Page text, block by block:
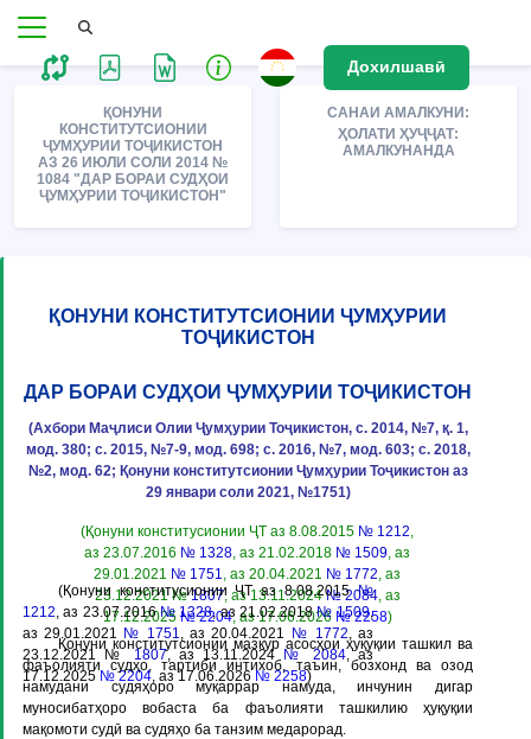
Дохилшавӣ
ҚОНУНИ
КОНСТИТУТСИОНИИ
ҶУМҲУРИИ ТОҶИКИСТОН
АЗ 26 ИЮЛИ СОЛИ 2014 №
1084 "ДАР БОРАИ СУДҲОИ
ҶУМҲУРИИ ТОҶИКИСТОН"
САНАИ АМАЛКУНИ:
ҲОЛАТИ ҲУҶҶАТ:
АМАЛКУНАНДА
ҚОНУНИ КОНСТИТУТСИОНИИ ҶУМҲУРИИ
ТОҶИКИСТОН
ДАР БОРАИ СУДҲОИ ҶУМҲУРИИ ТОҶИКИСТОН
(Ахбори Маҷлиси Олии Ҷумҳурии Тоҷикистон, с. 2014, №7, қ. 1,
мод. 380; с. 2015, №7-9, мод. 698; с. 2016, №7, мод. 603; с. 2018,
№2, мод. 62; Қонуни конститутсионии Ҷумҳурии Тоҷикистон аз
29 январи соли 2021, №1751)
(Қонуни конститусионии ҶТ аз 8.08.2015 № 1212,
аз 23.07.2016 № 1328, аз 21.02.2018 № 1509, аз
29.01.2021 № 1751, аз 20.04.2021 № 1772, аз
23.12.2021 №1807, аз 13.11.2024№ 2084, аз
17.12.2025 № 2204, аз 17.06.2026 № 2258)
(Қонуни конститусионии ҶТ аз 8.08.2015№
1212, аз 23.07.2016№ 1328, аз 21.02.2018№ 1509,
аз 29.01.2021 № 1751, аз 20.04.2021 № 1772, аз
23.12.2021 №
1807, аз 13.11.2024 № 2084, аз
17.12.2025 № 2204, аз 17.06.2026 № 2258)
Қонуни конститутсионии мазкур асосҳои ҳуқуқии ташкил ва
фаъолияти судҳо, тартиби интихоб, таъин, бозхонд ва озод
намудани судяҳоро муқаррар намуда, инчунин дигар
муносибатҳоро вобаста ба фаъолияти ташкилию ҳуқуқии
мақомоти судӣ ва судяҳо ба танзим медарорад.